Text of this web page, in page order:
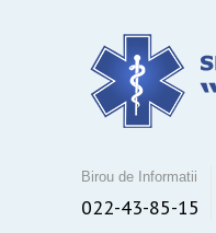
Birou de Informatii
022-43-85-15